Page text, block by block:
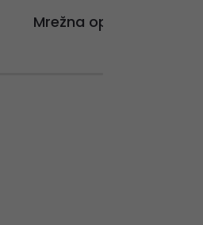
Mrežna oprema